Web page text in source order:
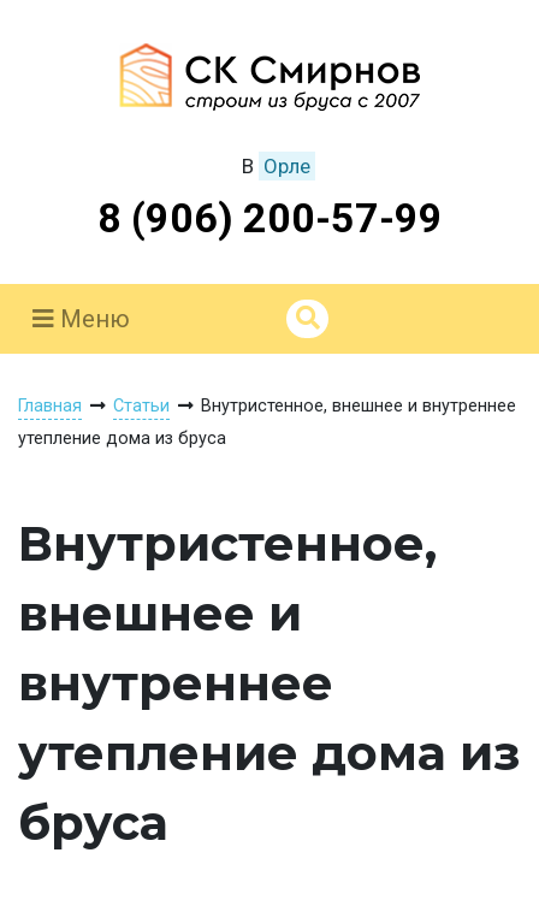
В Орле
8 (906) 200-57-99
Меню
Главная Статьи
Внутристенное, внешнее и внутреннее
утепление дома из бруса
Внутристенное,
внешнее и
внутреннее
утепление дома из
бруса